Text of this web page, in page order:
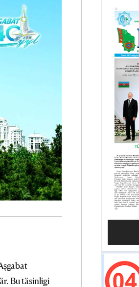
Bu täsinligi